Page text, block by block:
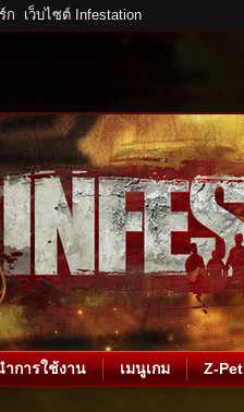
ก เว็บไซต์ Infestation
การใช้งาน เมนูเกม Z-Pet